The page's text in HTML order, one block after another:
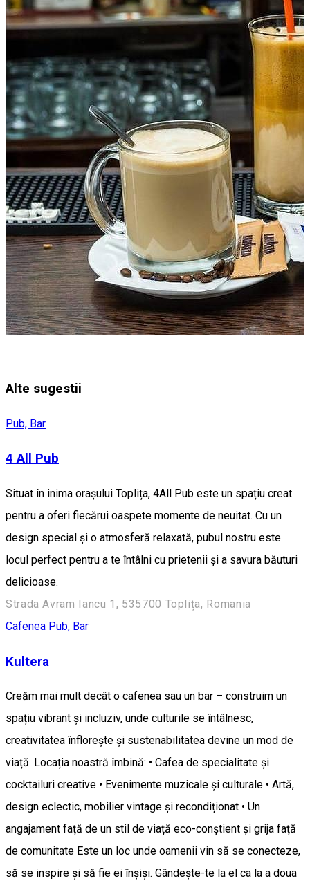
Alte sugestii
Pub, Bar
4 All Pub
Situat în inima orașului Toplița, 4All Pub este un spațiu creat
pentru a oferi fiecărui oaspete momente de neuitat. Cu un
design special și o atmosferă relaxată, pubul nostru este
locul perfect pentru a te întâlni cu prietenii și a savura băuturi
delicioase.
Strada Avram Iancu 1, 535700 Toplița, Romania
Cafenea Pub, Bar
Kultera
Creăm mai mult decât o cafenea sau un bar – construim un
spațiu vibrant și incluziv, unde culturile se întâlnesc,
creativitatea înflorește și sustenabilitatea devine un mod de
viață. Locația noastră îmbină: • Cafea de specialitate și
cocktailuri creative • Evenimente muzicale și culturale • Artă,
design eclectic, mobilier vintage și recondiționat • Un
angajament față de un stil de viață eco-conștient și grija față
de comunitate Este un loc unde oamenii vin să se conecteze,
să se inspire și să fie ei înșiși. Gândește-te la el ca la a doua